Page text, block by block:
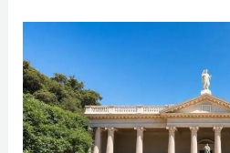
Grego
na
Arquitetura
e